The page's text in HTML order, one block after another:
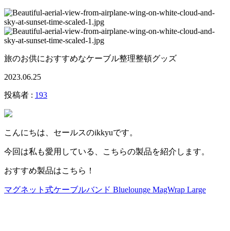
旅のお供におすすめなケーブル整理整頓グッズ
2023.06.25
投稿者 : 193
こんにちは、セールスのikkyuです。
今回は私も愛用している、こちらの製品を紹介します。
おすすめ製品はこちら！
マグネット式ケーブルバンド Bluelounge MagWrap Large